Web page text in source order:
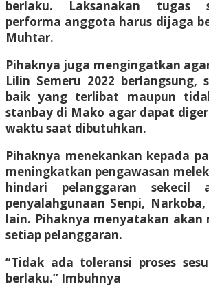
berlaku. Laksanakan tugas
performa anggota harus dijaga
Muhtar.
Pihaknya juga mengingatkan
Lilin Semeru 2022 berlangsung,
baik yang terlibat maupun
stanbay di Mako agar dapat
waktu saat dibutuhkan.
Pihaknya menekankan kepada
meningkatkan pengawasan
hindari pelanggaran sekecil
penyalahgunaan Senpi,
lain. Pihaknya menyatakan akan
setiap pelanggaran.
“Tidak ada toleransi proses
berlaku.” Imbuhnya